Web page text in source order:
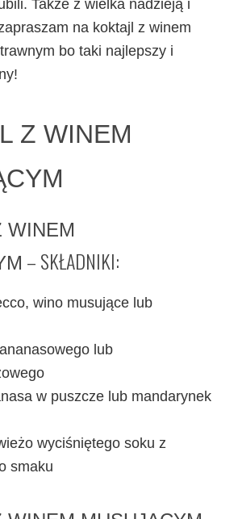
Także z wielka nadzieją i
na koktajl z winem
bo taki najlepszy i
Z WINEM
WINEM
– SKŁADNIKI:
wino musujące lub
lub
w puszcze lub mandarynek
wyciśniętego soku z
smaku